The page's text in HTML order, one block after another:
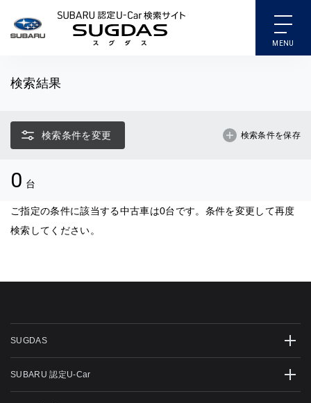
SUBARU 認定U-Car検索
検索結果
検索条件を変更 検索条件を保存
0 台
ご指定の条件に該当する中古車は0台です。条件を変更して再度
検索してください。
SUGDAS
SUBARU 認定U-Car